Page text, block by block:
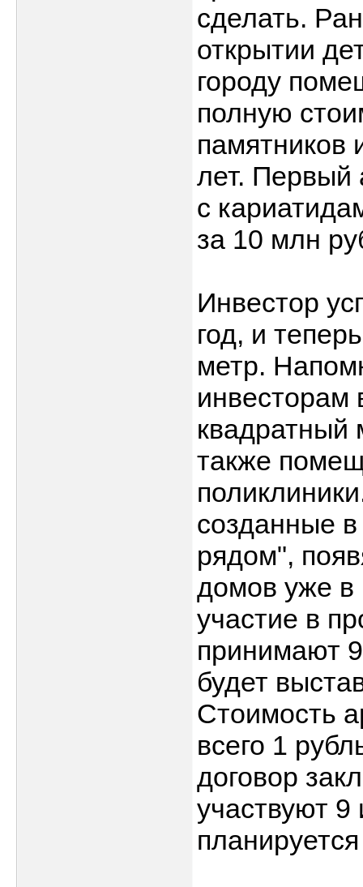
сделать.
открытии
городу
полную
памятников
лет. Первый
с
за 10 млн
Инвестор
год, и
метр.
инвесторам
квадратный
также
созданные
рядом",
домов уже в
участие в
принимают
будет
Стоимость
всего 1
договор
участвуют 9